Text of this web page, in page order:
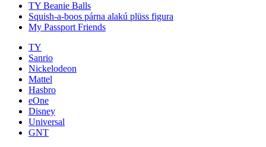
TY Beanie Balls
Squish-a-boos párna alakú plüss figura
My Passport Friends
TY
Sanrio
Nickelodeon
Mattel
Hasbro
eOne
Disney
Universal
GNT